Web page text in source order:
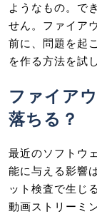
ようなもの。で
せん。ファイア
前に、問題を起
を作る方法を試
ファイア
落ちる？
最近のソフトウ
能に与える影響
ット検査で生じ
動画ストリーミ